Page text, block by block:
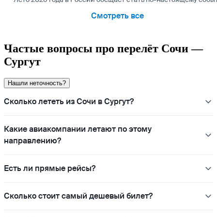
Смотреть все
Частые вопросы про перелёт Сочи —
Сургут
Нашли неточность?
Сколько лететь из Сочи в Сургут?
Какие авиакомпании летают по этому
направлению?
Есть ли прямые рейсы?
Сколько стоит самый дешевый билет?